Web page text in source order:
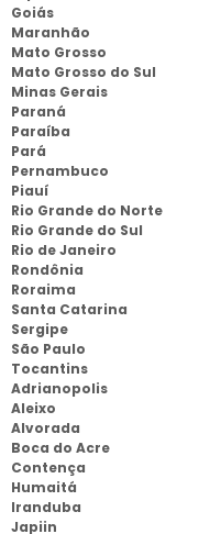
Goiás
Maranhão
Mato Grosso
Mato Grosso do Sul
Minas Gerais
Paraná
Paraíba
Pará
Pernambuco
Piauí
Rio Grande do Norte
Rio Grande do Sul
Rio de Janeiro
Rondônia
Roraima
Santa Catarina
Sergipe
São Paulo
Tocantins
Adrianopolis
Aleixo
Alvorada
Boca do Acre
Contença
Humaitá
Iranduba
Japiin